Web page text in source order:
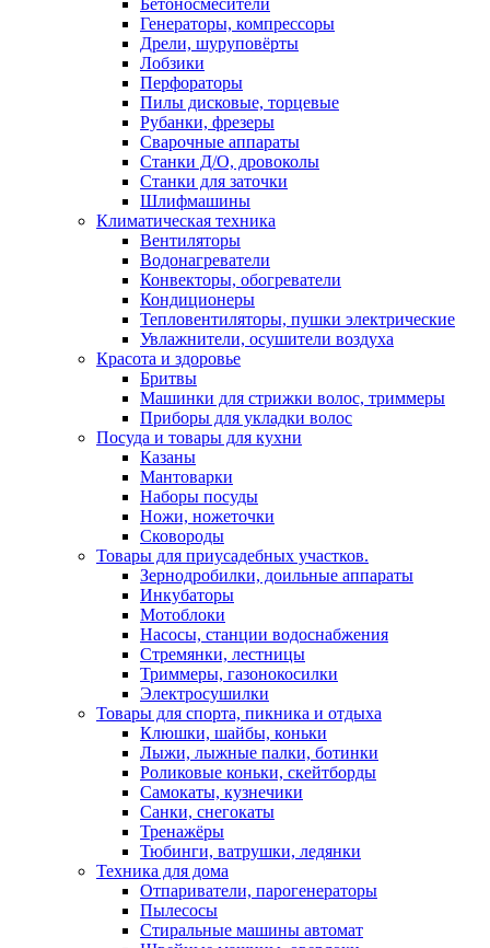
Генераторы, компрессоры
Дрели, шуруповёрты
Лобзики
Перфораторы
Пилы дисковые, торцевые
Рубанки, фрезеры
Сварочные аппараты
Станки Д/О, дровоколы
Станки для заточки
Шлифмашины
Климатическая техника
Вентиляторы
Водонагреватели
Конвекторы, обогреватели
Кондиционеры
Тепловентиляторы, пушки электрические
Увлажнители, осушители воздуха
Красота и здоровье
Бритвы
Машинки для стрижки волос, триммеры
Приборы для укладки волос
Посуда и товары для кухни
Казаны
Мантоварки
Наборы посуды
Ножи, ножеточки
Сковороды
Товары для приусадебных участков.
Зернодробилки, доильные аппараты
Инкубаторы
Мотоблоки
Насосы, станции водоснабжения
Стремянки, лестницы
Триммеры, газонокосилки
Электросушилки
Товары для спорта, пикника и отдыха
Клюшки, шайбы, коньки
Лыжи, лыжные палки, ботинки
Роликовые коньки, скейтборды
Самокаты, кузнечики
Санки, снегокаты
Тренажёры
Тюбинги, ватрушки, ледянки
Техника для дома
Отпариватели, парогенераторы
Пылесосы
Стиральные машины автомат